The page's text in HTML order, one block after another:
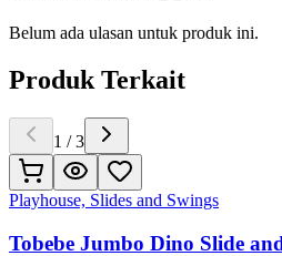
Belum ada ulasan untuk produk ini.
Produk Terkait
1 /3
Playhouse, Slides and Swings
Tobebe Jumbo Dino Slide